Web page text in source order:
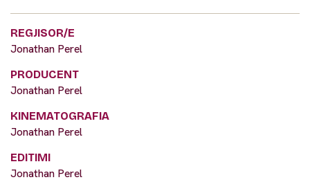
REGJISOR/E
Jonathan Perel
PRODUCENT
Jonathan Perel
KINEMATOGRAFIA
Jonathan Perel
EDITIMI
Jonathan Perel